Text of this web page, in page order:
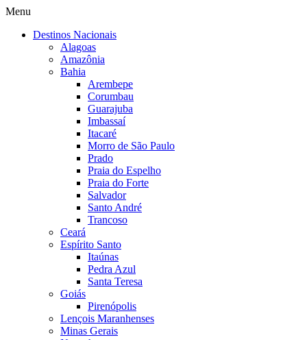
Menu
Destinos Nacionais
Alagoas
Amazônia
Bahia
Arembepe
Corumbau
Guarajuba
Imbassaí
Itacaré
Morro de São Paulo
Prado
Praia do Espelho
Praia do Forte
Salvador
Santo André
Trancoso
Ceará
Espírito Santo
Itaúnas
Pedra Azul
Santa Teresa
Goiás
Pirenópolis
Lençois Maranhenses
Minas Gerais